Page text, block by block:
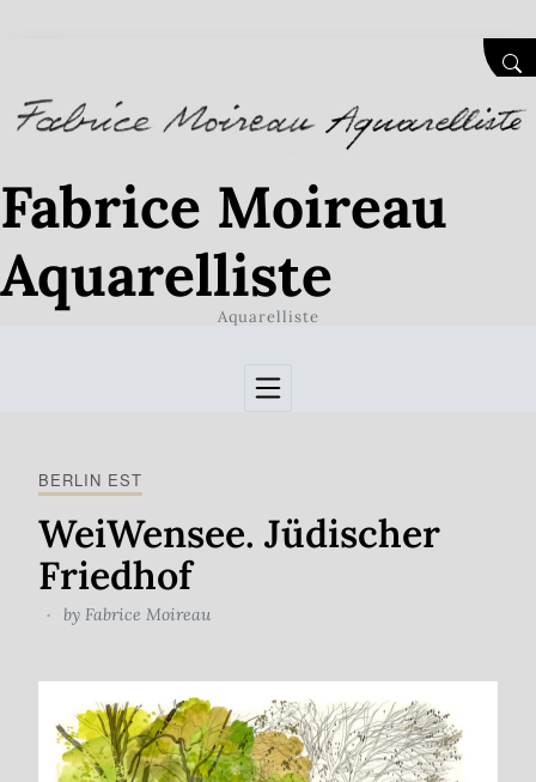
Fabrice Moireau
Aquarelliste
Aquarelliste
BERLIN EST
WeiWensee. Jüdischer
Friedhof
by Fabrice Moireau